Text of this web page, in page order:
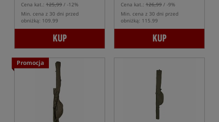
Cena kat.: 125,99 / -12%
Min. cena z 30 dni przed
obniżką: 109.99
KUP
Cena kat.: 126,99 / -9%
Min. cena z 30 dni przed
obniżką: 115.99
KUP
Promocja